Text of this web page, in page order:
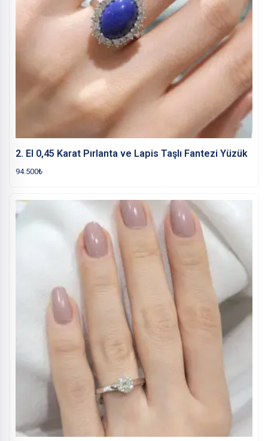
2. El 0,45 Karat Pırlanta ve Lapis Taşlı Fantezi Yüzük
94.500₺